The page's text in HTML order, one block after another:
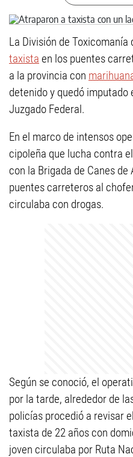
La División de
taxista en los puentes
a la provincia con
detenido y quedó
Juzgado Federal.
En el marco de intensos
cipoleña que lucha contra
con la Brigada de Canes
puentes carreteros al
circulaba con drogas.
Según se conoció, el
por la tarde, alrededor de
policías procedió a revisar
taxista de 22 años con
joven circulaba por Ruta